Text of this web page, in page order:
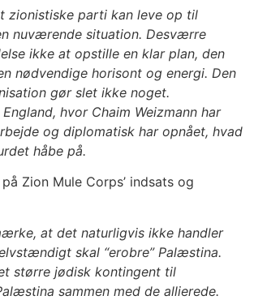
zionistiske parti kan leve op til
nuværende situation. Desværre
ikke at opstille en klar plan, den
nødvendige horisont og energi. Den
gør slet ikke noget.
hvor Chaim Weizmann har
og diplomatisk har opnået, hvad
håbe på.
Zion Mule Corps’ indsats og
at det naturligvis ikke handler
skal “erobre” Palæstina.
større jødisk kontingent til
sammen med de allierede.